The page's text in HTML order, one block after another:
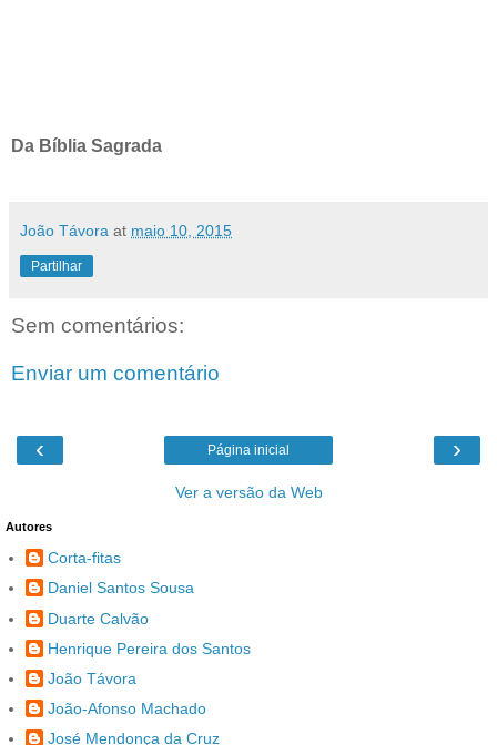
Da Bíblia Sagrada
João Távora at maio 10, 2015
Partilhar
Sem comentários:
Enviar um comentário
‹ ›
Página inicial
Ver a versão da Web
Autores
Corta-fitas
Daniel Santos Sousa
Duarte Calvão
Henrique Pereira dos Santos
João Távora
João-Afonso Machado
José Mendonça da Cruz